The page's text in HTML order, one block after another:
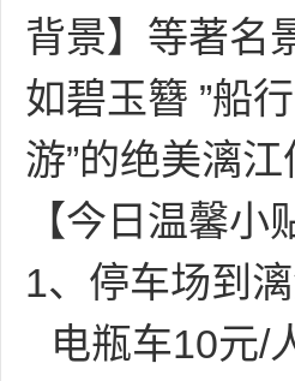
背景】等著名
如碧玉簪 ”船
游”的绝美漓江
【今日温馨小
1、 停车场到
电瓶车10元/